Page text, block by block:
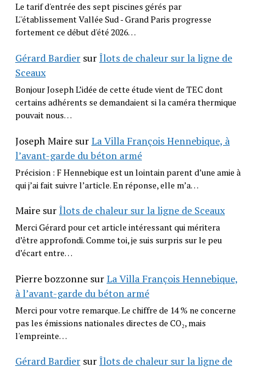
Le tarif d'entrée des sept piscines gérés par
L''établissement Vallée Sud - Grand Paris progresse
fortement ce début d'été 2026…
Gérard BardiersurÎlots de chaleur sur la ligne de
Sceaux
Bonjour Joseph L’idée de cette étude vient de TEC dont
certains adhérents se demandaient si la caméra thermique
pouvait nous…
Joseph MairesurLa Villa François Hennebique, à
l’avant-garde du béton armé
Précision : F Hennebique est un lointain parent d’une amie à
qui j’ai fait suivre l’article. En réponse, elle m’a…
MairesurÎlots de chaleur sur la ligne de Sceaux
Merci Gérard pour cet article intéressant qui méritera
d’être approfondi. Comme toi, je suis surpris sur le peu
d’écart entre…
Pierre bozzonnesurLa Villa François Hennebique,
à l’avant-garde du béton armé
Merci pour votre remarque. Le chiffre de 14 % ne concerne
pas les émissions nationales directes de CO₂, mais
l'empreinte…
Gérard BardiersurÎlots de chaleur sur la ligne de